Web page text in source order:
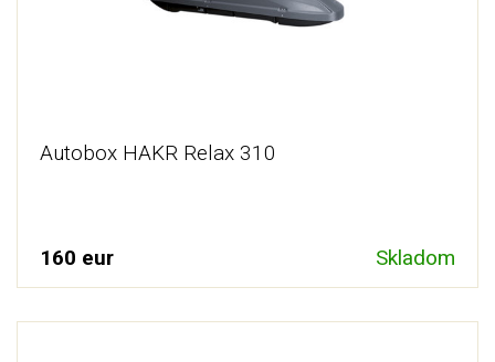
Autobox HAKR Relax 310
160 eur Skladom